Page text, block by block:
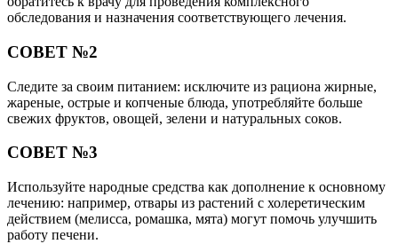
обследования и назначения соответствующего лечения.
СОВЕТ №2
Следите за своим питанием: исключите из рациона жирные,
жареные, острые и копченые блюда, употребляйте больше
свежих фруктов, овощей, зелени и натуральных соков.
СОВЕТ №3
Используйте народные средства как дополнение к основному
лечению: например, отвары из растений с холеретическим
действием (мелисса, ромашка, мята) могут помочь улучшить
работу печени.